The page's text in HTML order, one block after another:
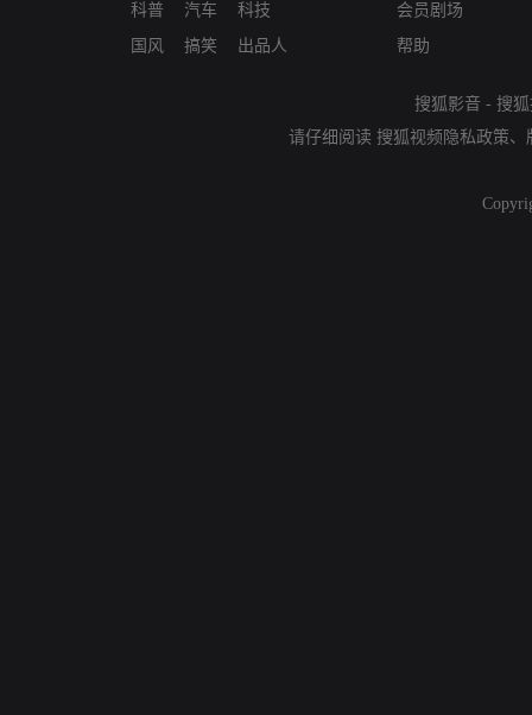
科普
国风
汽车
搞笑
科技
出品人
会员剧场
帮助
搜狐影音 - 搜
请仔细阅读 搜狐视频隐私政策、